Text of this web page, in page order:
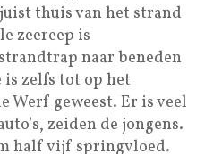
thuis van het strand
zeereep is
naar beneden
is zelfs tot op het
Werf geweest. Er is veel
zeiden de jongens.
half vijf springvloed.